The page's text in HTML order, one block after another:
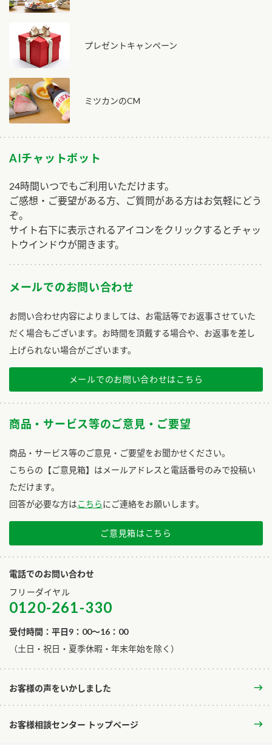
プレゼントキャンペーン
ミツカンのCM
AIチャットボット
24時間いつでもご利用いただけます。
ご感想・ご要望がある方、ご質問がある方はお気軽にどう
ぞ。
サイト右下に表示されるアイコンをクリックするとチャッ
トウインドウが開きます。
メールでのお問い合わせ
お問い合わせ内容によりましては、お電話等でお返事させていた
だく場合もございます。お時間を頂戴する場合や、お返事を差し
上げられない場合がございます。
メールでのお問い合わせはこちら
商品・サービス等のご意見・ご要望
商品・サービス等のご意見・ご要望をお聞かせください。
こちらの【ご意見箱】はメールアドレスと電話番号のみで投稿い
ただけます。
回答が必要な方はこちらにご連絡をお願いします。
ご意見箱はこちら
電話でのお問い合わせ
フリーダイヤル
0120-261-330
受付時間：平日9：00～16：00
​（土日・祝日・夏季休暇・年末年始を除く）
お客様の声をいかしました
お客様相談センター トップページ